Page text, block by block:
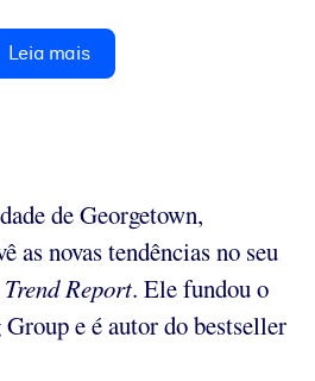
Leia mais
de Georgetown,
as novas tendências no seu
Report. Ele fundou o
e é autor do bestseller